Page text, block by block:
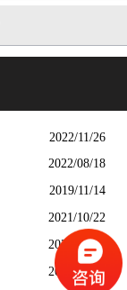
2022/11/26
2022/08/18
2019/11/14
2021/10/22
2020/03/24
2019/10/16